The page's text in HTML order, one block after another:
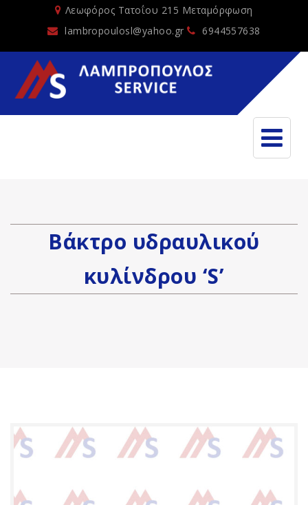
Λεωφόρος Τατοΐου 215 Μεταμόρφωση
lambropoulosl@yahoo.gr
6944557638
Βάκτρο υδραυλικού
κυλίνδρου ‘S’